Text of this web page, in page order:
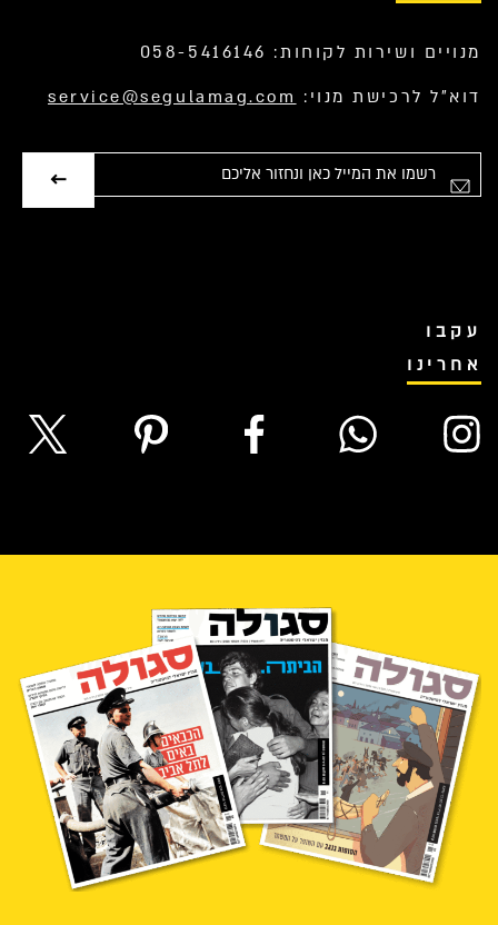
מנויים ושירות לקוחות: 058-5416146
דוא”ל לרכישת מנוי: service@segulamag.com
עקבו
אחרינו